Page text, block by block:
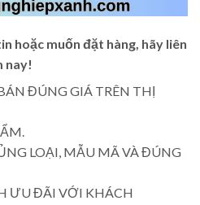
hoặc muốn đặt hàng, hãy liên
nay!
ĐÚNG GIÁ TRÊN THỊ
LOẠI, MẪU MÃ VÀ ĐÚNG
ƯU ĐÃI VỚI KHÁCH